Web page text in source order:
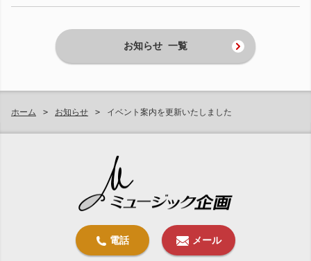
お知らせ 一覧
ホーム お知らせ イベント案内を更新いたしました